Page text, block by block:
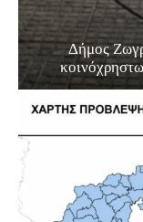
Δήμος